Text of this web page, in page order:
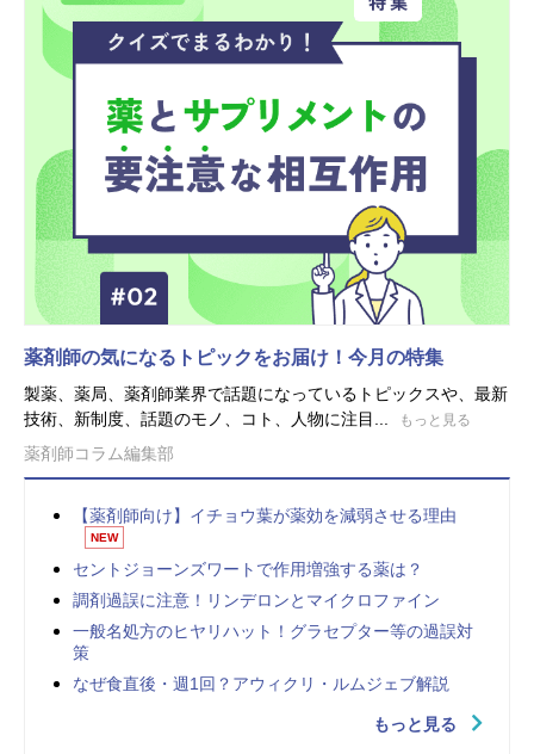
薬剤師の気になるトピックをお届け！今月の特集
製薬、薬局、薬剤師業界で話題になっているトピックスや、最新
技術、新制度、話題のモノ、コト、人物に注目...
もっと見る
薬剤師コラム編集部
【薬剤師向け】イチョウ葉が薬効を減弱させる理由
NEW
セントジョーンズワートで作用増強する薬は？
調剤過誤に注意！リンデロンとマイクロファイン
一般名処方のヒヤリハット！グラセプター等の過誤対
策
なぜ食直後・週1回？アウィクリ・ルムジェブ解説
もっと見る